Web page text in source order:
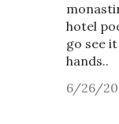
hotel
go see
hands..
6/26/